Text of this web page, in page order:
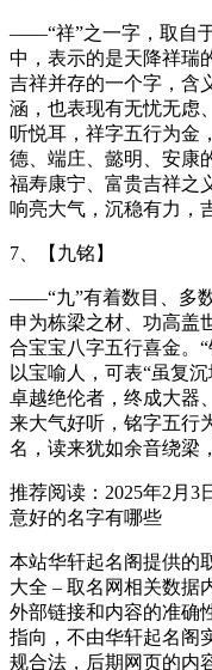
——“祥”之一字，取自
中，表示的是天降祥瑞
吉祥并存的一个字，含
涵，也表现有无忧无虑
听悦耳，祥字五行为金
德、端庄、懿明、安康
福寿康宁、富贵吉祥之
响亮大气，沉稳有力，
7、【九铭】
——“九”有着数目、多数
申为栋梁之材、功高盖
合宝宝八字五行喜金。
以宝喻人，可表“虽复
卓越绝伦者，终成大器
来大气好听，铭字五行
名，读来犹如余音绕梁
推荐阅读：2025年2月3
意好的名字有哪些
本站华轩起名阁提供的
大全 – 取名网相关数据
外部链接和内容的准确
指向，不由华轩起名阁
规合法，后期网页的内